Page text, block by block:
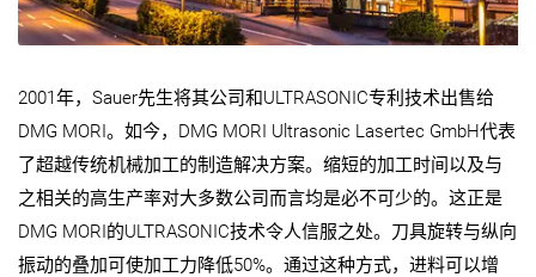
2001年，Sauer先生将其公司和ULTRASONIC专利技术出售给
DMG MORI。如今，DMG MORI Ultrasonic Lasertec GmbH代表
了超越传统机械加工的制造解决方案。缩短的加工时间以及与
之相关的高生产率对大多数公司而言均是必不可少的。这正是
DMG MORI的ULTRASONIC技术令人信服之处。刀具旋转与纵向
振动的叠加可使加工力降低50%。通过这种方式，进料可以增